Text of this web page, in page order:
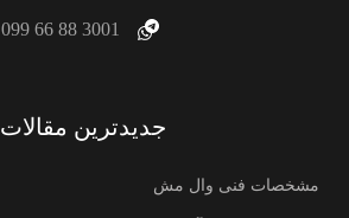
3001 88 66 099
جدیدترین مقالات
مشخصات فنی وال مش